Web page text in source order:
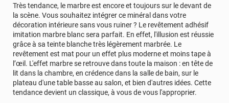
lisez bien la notice de pose, et regardez les tutos. -
Faites-le à 2 les premières fois, c'est plus pratique -
Insistez sur le nettoyage, c'est l'étape la plus
importante ! Si vous ne souhaitez pas poser vous-
même, nous proposons un service de pose :
https://bit.ly/3xoPjAP Il est normal d'avoir des bulles
d'eau après la pose. C'est dû à l'humidité encore
présente sous le film. Elles partiront en séchant au
bout de quelques semaines. Si des bulles persistent
Très tendance, le marbre est encore et toujours sur le devant de
la scène. Vous souhaitez intégrer ce minéral dans votre
décoration intérieure sans vous ruiner ? Le revêtement adhésif
imitation marbre blanc sera parfait. En effet, l'illusion est réussie
grâce à sa teinte blanche très légèrement marbrée. Le
revêtement est mat pour un effet plus moderne et moins tape à
l’œil. L'effet marbre se retrouve dans toute la maison : en tête de
lit dans la chambre, en crédence dans la salle de bain, sur le
plateau d'une table basse au salon, et bien d'autres idées. Cette
tendance devient un classique, à vous de vous l'approprier.